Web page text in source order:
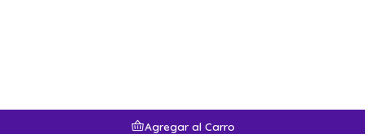
Agregar al Carro